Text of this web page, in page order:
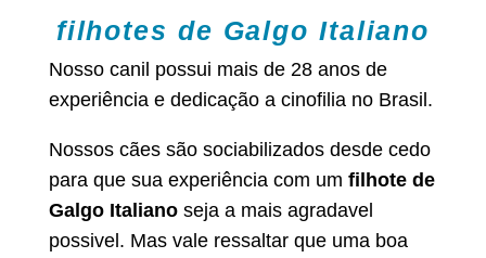
filhotes de Galgo Italiano
Nosso canil possui mais de 28 anos de
experiência e dedicação a cinofilia no Brasil.
Nossos cães são sociabilizados desde cedo
para que sua experiência com um filhote de
Galgo Italiano seja a mais agradavel
possivel. Mas vale ressaltar que uma boa